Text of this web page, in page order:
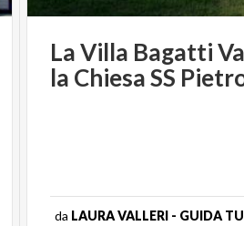
LaVilla Bagatti
la ChiesaSS
da LAURA VALLERI - GUIDA